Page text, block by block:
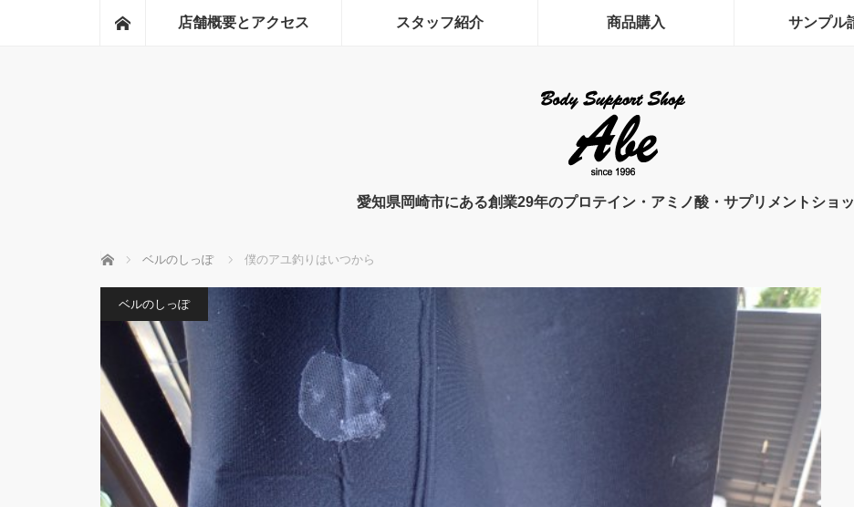
ホーム店舗概要とアクセス スタッフ紹介 商品購入 サンプル
愛知県岡崎市にある創業29年のプロテイン・アミノ酸・サプリメントショ
ホーム ベルのしっぽ 僕のアユ釣りはいつから
ベルのしっぽ